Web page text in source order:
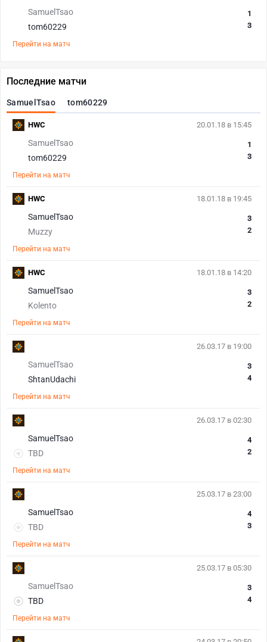
SamuelTsao
tom60229
1
3
Перейти на матч
Последние матчи
SamuelTsao tom60229
20.01.18 в 15:45
SamuelTsao
tom60229
1
3
Перейти на матч
HWC
18.01.18 в 19:45
SamuelTsao
Muzzy
3
2
Перейти на матч
HWC
18.01.18 в 14:20
SamuelTsao
Kolento
3
2
Перейти на матч
HWC
26.03.17 в 19:00
SamuelTsao
ShtanUdachi
3
4
Перейти на матч
26.03.17 в 02:30
SamuelTsao
TBD
4
2
Перейти на матч
25.03.17 в 23:00
SamuelTsao
TBD
4
3
Перейти на матч
25.03.17 в 05:30
SamuelTsao
TBD
3
4
Перейти на матч